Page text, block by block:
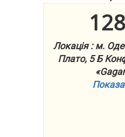
Локація : м.
Плато, 5 Б